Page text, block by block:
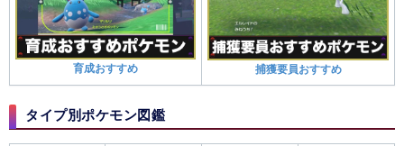
育成おすすめ 捕獲要員おすすめ
タイプ別ポケモン図鑑